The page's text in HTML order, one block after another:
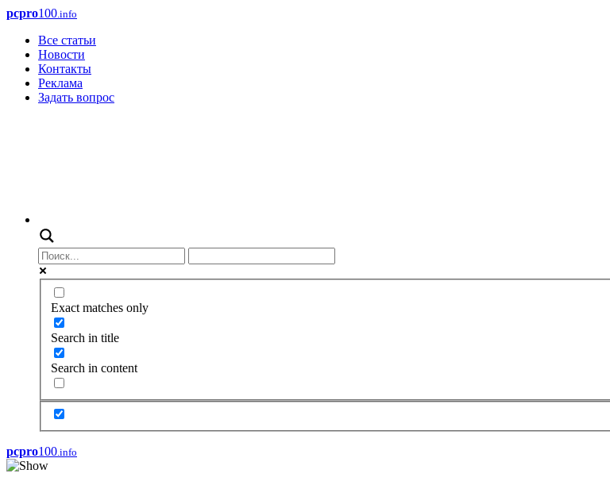
pcpro100.info
Все статьи
Новости
Контакты
Реклама
Задать вопрос
Exact matches only
Search in title
Search in content
pcpro100.info